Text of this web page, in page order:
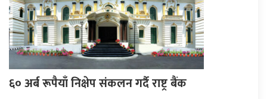
६० अर्ब रूपैयाँ निक्षेप संकलन गर्दै राष्ट्र बैंक